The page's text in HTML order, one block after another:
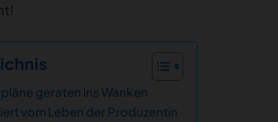
geraten ins Wanken
vom Leben der Produzentin